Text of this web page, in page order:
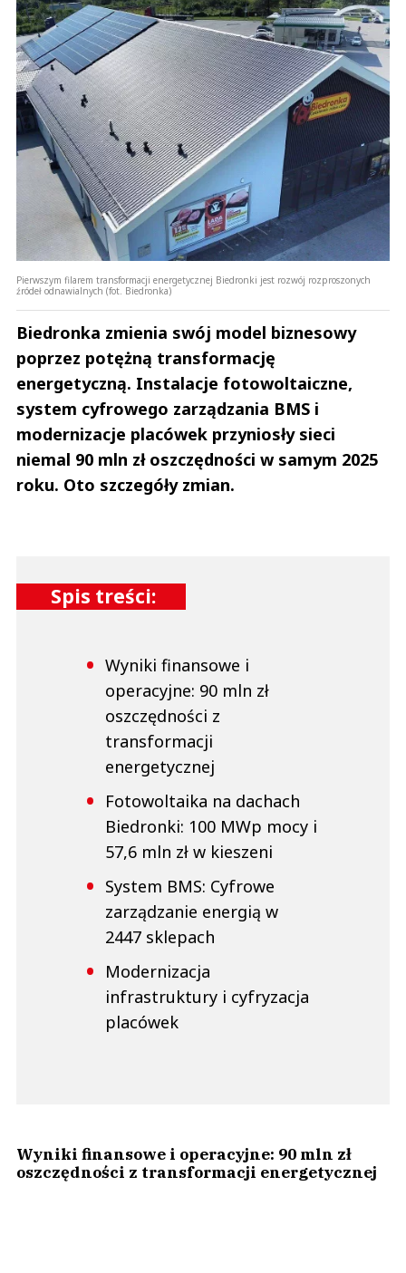
Pierwszym filarem transformacji energetycznej Biedronki jest rozwój rozproszonych
źródeł odnawialnych (fot. Biedronka)
Biedronka zmienia swój model biznesowy
poprzez potężną transformację
energetyczną. Instalacje fotowoltaiczne,
system cyfrowego zarządzania BMS i
modernizacje placówek przyniosły sieci
niemal 90 mln zł oszczędności w samym 2025
roku. Oto szczegóły zmian.
Spis treści:
Wyniki finansowe i
operacyjne: 90 mln zł
oszczędności z
transformacji
energetycznej
Fotowoltaika na dachach
Biedronki: 100 MWp mocy i
57,6 mln zł w kieszeni
System BMS: Cyfrowe
zarządzanie energią w
2447 sklepach
Modernizacja
infrastruktury i cyfryzacja
placówek
Wyniki finansowe i operacyjne: 90 mln zł
oszczędności z transformacji energetycznej